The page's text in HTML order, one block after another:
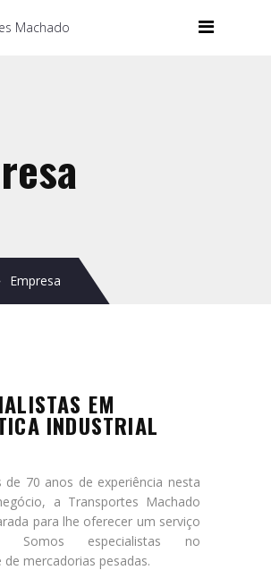
Empresa
EM
INDUSTRIAL
de 70 anos de experiência nesta
a Transportes Machado
para lhe oferecer um serviço
Somos especialistas no
mercadorias pesadas.